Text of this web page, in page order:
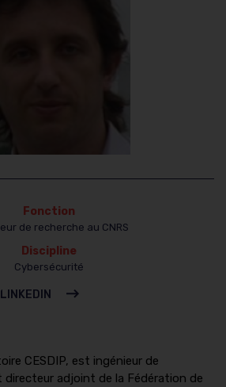
Fonction
de recherche au CNRS
Discipline
Cybersécurité
LINKEDIN
CESDIP, est ingénieur de
directeur adjoint de la Fédération de